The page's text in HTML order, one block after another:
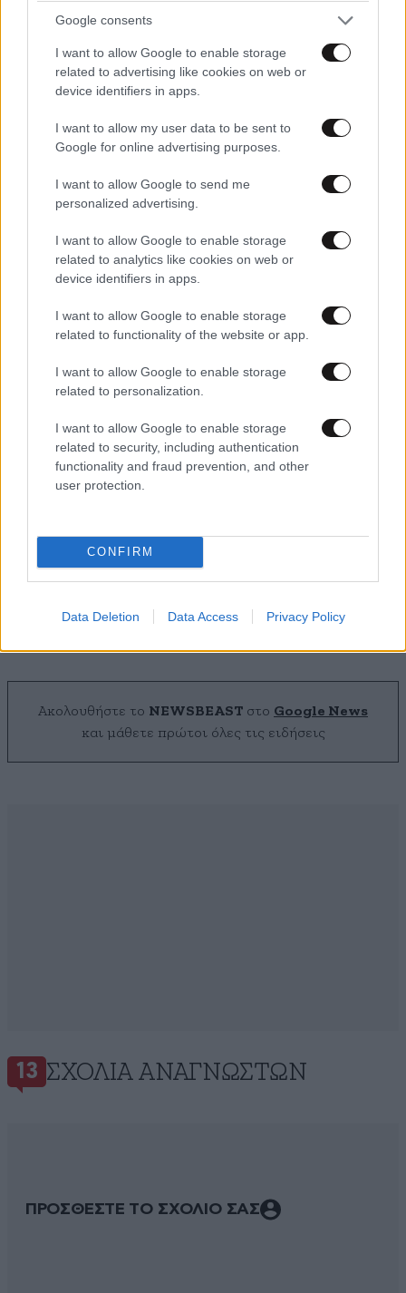
Google consents
I want to allow Google to enable storage
related to advertising like cookies on web or
device identifiers in apps.
I want to allow my user data to be sent to
Google for online advertising purposes.
I want to allow Google to send me
personalized advertising.
I want to allow Google to enable storage
related to analytics like cookies on web or
device identifiers in apps.
I want to allow Google to enable storage
related to functionality of the website or app.
I want to allow Google to enable storage
related to personalization.
I want to allow Google to enable storage
related to security, including authentication
functionality and fraud prevention, and other
user protection.
CONFIRM
Data Deletion Data Access Privacy Policy
Μένει στο αρχείο η υπόθεση των υποκλοπών με
απόφαση του εισαγγελέα του Αρείου Πάγου
Ακολουθήστε το NEWSBEAST στο Google News
και μάθετε πρώτοι όλες τις ειδήσεις
13 ΣΧΌΛΙΑ ΑΝΑΓΝΩΣΤΏΝ
ΠΡΟΣΘΕΣΤΕ ΤΟ ΣΧΟΛΙΟ ΣΑΣ